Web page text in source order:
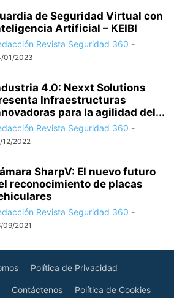
de Seguridad Virtual con
Artificial – KEIBI
Revista Seguridad 360 -
01/2023
4.0: Nexxt Solutions
Infraestructuras
para la agilidad del...
Revista Seguridad 360 -
12/2022
SharpV: El nuevo futuro
reconocimiento de placas
Revista Seguridad 360 -
09/2021
Política de Privacidad
Contáctenos Política de Cookies